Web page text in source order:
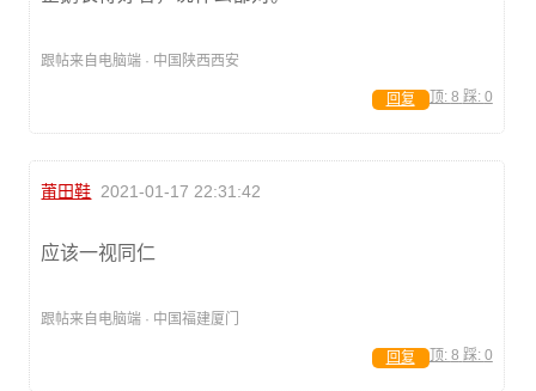
跟帖来自电脑端 · 中国陕西西安
顶: 8 踩: 0
回复
莆田鞋 2021-01-17 22:31:42
应该一视同仁
跟帖来自电脑端 · 中国福建厦门
顶: 8 踩: 0
回复